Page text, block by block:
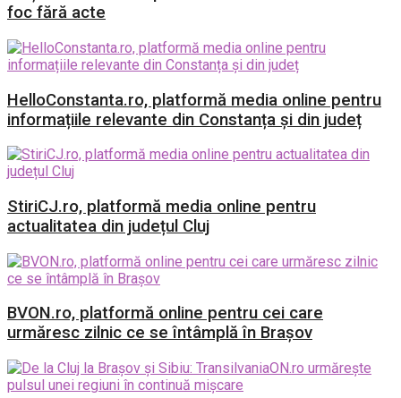
foc fără acte
HelloConstanta.ro, platformă media online pentru
informațiile relevante din Constanța și din județ
StiriCJ.ro, platformă media online pentru
actualitatea din județul Cluj
BVON.ro, platformă online pentru cei care
urmăresc zilnic ce se întâmplă în Brașov